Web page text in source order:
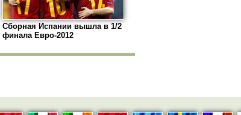
Сборная Испании вышла в 1/2
финала Евро-2012